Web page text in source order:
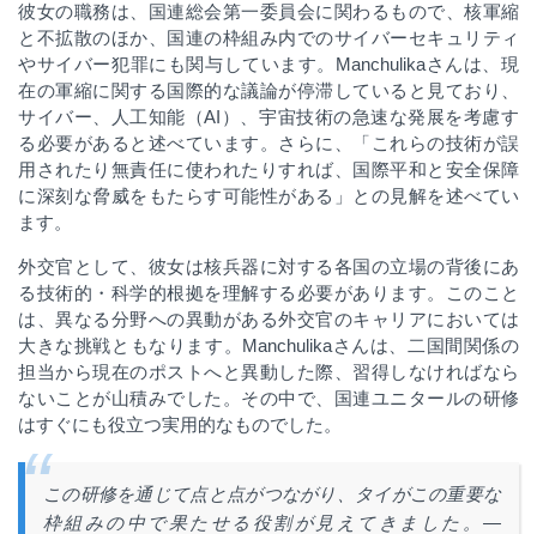
彼女の職務は、国連総会第一委員会に関わるもので、核軍縮
と不拡散のほか、国連の枠組み内でのサイバーセキュリティ
やサイバー犯罪にも関与しています。 Manchulikaさんは、現
在の軍縮に関する国際的な議論が停滞していると見ており、
サイバー、人工知能（AI ）、宇宙技術の急速な発展を考慮す
る必要があると述べています。さらに、「これらの技術が誤
用されたり無責任に使われたりすれば、国際平和と安全保障
に深刻な脅威をもたらす可能性がある」との見解を述べてい
ます。
外交官として、彼女は核兵器に対する各国の立場の背後にあ
る技術的・科学的根拠を理解する必要があります。このこと
は、異なる分野への異動がある外交官のキャリアにおいては
大きな挑戦ともなります。 Manchulikaさんは、二国間関係の
担当から現在のポストへと異動した際、習得しなければなら
ないことが山積みでした。その中で、国連ユニタールの研修
はすぐにも役立つ実用的なものでした。
この研修を通じて点と点がつながり、タイがこの重要な
枠組みの中で果たせる役割が見えてきました。 —